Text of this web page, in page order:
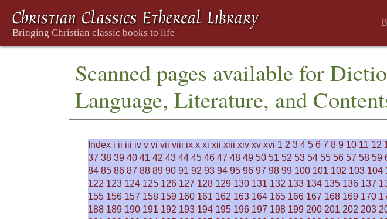
Scanned pages available for
Language, Literature, and
Index i ii iii iv v vi vii viii ix x xi xii xiii xiv xv xvi 1 2 3 4 5 6 7 8 9 10 11 12
37 38 39 40 41 42 43 44 45 46 47 48 49 50 51 52 53 54 55 56 57 58 59
84 85 86 87 88 89 90 91 92 93 94 95 96 97 98 99 100 101 102 103 104
122 123 124 125 126 127 128 129 130 131 132 133 134 135 136 137
155 156 157 158 159 160 161 162 163 164 165 166 167 168 169 170
188 189 190 191 192 193 194 195 196 197 198 199 200 201 202 203